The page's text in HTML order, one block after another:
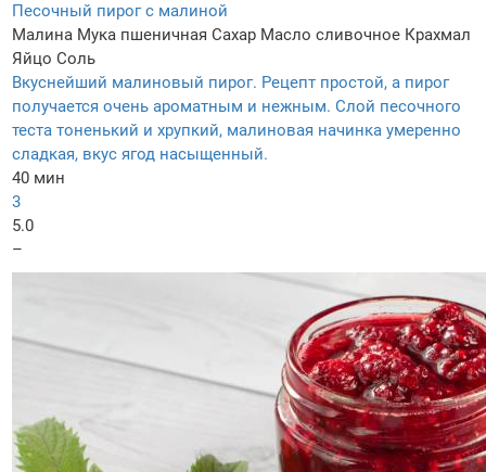
Песочный пирог с малиной
Малина Мука пшеничная Сахар Масло сливочное Крахмал
Яйцо Соль
Вкуснейший малиновый пирог. Рецепт простой, а пирог
получается очень ароматным и нежным. Слой песочного
теста тоненький и хрупкий, малиновая начинка умеренно
сладкая, вкус ягод насыщенный.
40 мин
3
5.0
–